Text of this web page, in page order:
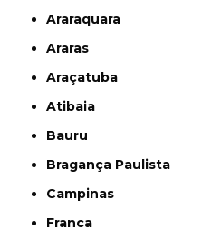
Araraquara
Araras
Araçatuba
Atibaia
Bauru
Bragança Paulista
Campinas
Franca